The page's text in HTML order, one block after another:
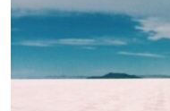
НА ХВАЛЯХ СВАБОДЫ